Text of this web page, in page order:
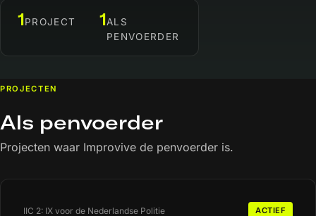
1PROJECT 1ALS
PENVOERDER
PROJECTEN
Als penvoerder
Projecten waar Improvive de penvoerder is.
IIC 2: IX voor de Nederlandse Politie ACTIEF